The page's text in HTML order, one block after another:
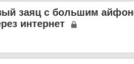
заяц с большим
интернет